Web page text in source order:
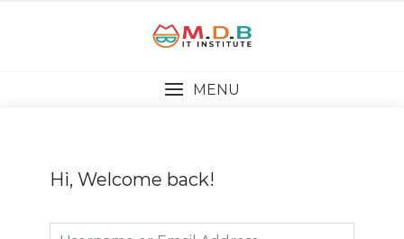
MENU
Hi, Welcome back!